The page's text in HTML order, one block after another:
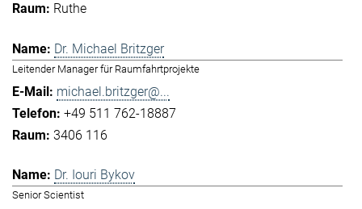
Ruthe
Dr. Michael Britzger
Leitender Manager für Raumfahrtprojekte
michael.britzger@...
+49 511 762-18887
3406 116
Dr. Iouri Bykov
Senior Scientist